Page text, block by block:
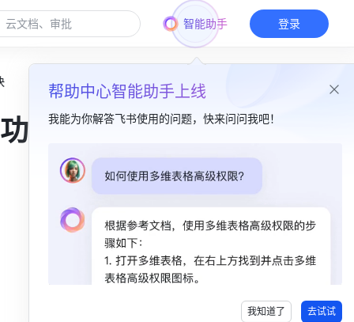
智能助手
帮助中心智能助手上线
我能为你解答飞书使用的问题，快来问问我吧！
我知道了 去试试
登录
能
本篇目录
2. 解决方案​
2.1 需求与反馈收集 ​